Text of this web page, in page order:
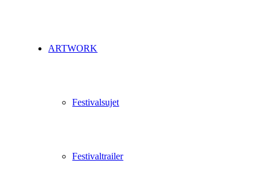
ARTWORK
Festivalsujet
Festivaltrailer